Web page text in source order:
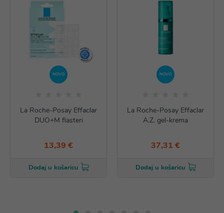
NOVO
La Roche-Posay Effaclar
DUO+M flasteri
13,39 €
Dodaj u košaricu
NOVO
La Roche-Posay Effaclar
A.Z. gel-krema
37,31 €
Dodaj u košaricu